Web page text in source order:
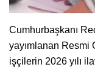
Cumhurbaşkanı
yayımlanan Resmi
işçilerin 2026 yılı